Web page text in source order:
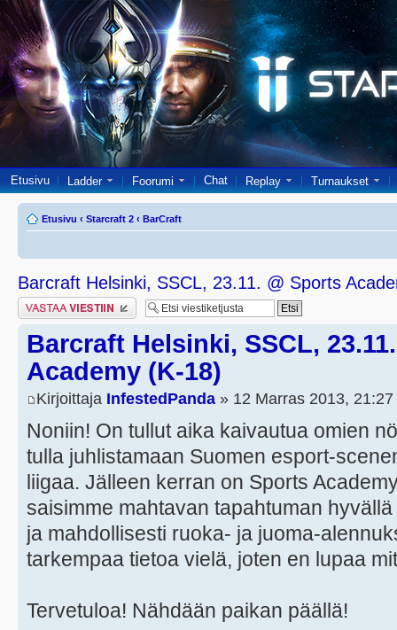
Etusivu Ladder Foorumi Chat Replay Turnaukset
Etusivu ‹ Starcraft 2 ‹ BarCraft
Barcraft Helsinki, SSCL, 23.11. @ Sports
Lähetä vastaus
Barcraft Helsinki, SSCL,
Academy (K-18)
Kirjoittaja InfestedPanda » 12 Marras 2013, 21:27
Noniin! On tullut aika kaivautua omien
tulla juhlistamaan Suomen esport-
liigaa. Jälleen kerran on Sports
saisimme mahtavan tapahtuman
ja mahdollisesti ruoka- ja juoma-
tarkempaa tietoa vielä, joten en lupaa
Tervetuloa! Nähdään paikan päällä!